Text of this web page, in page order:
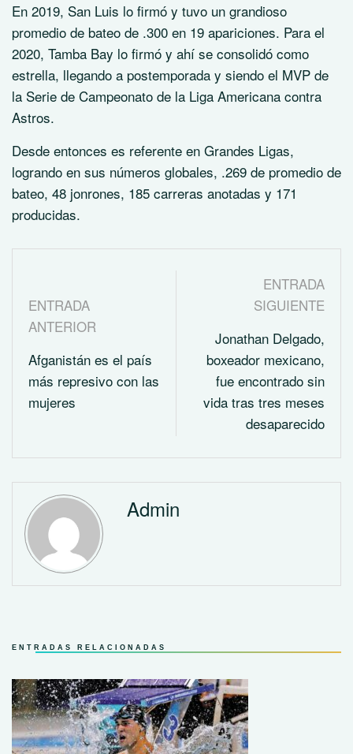
En 2019, San Luis lo firmó y tuvo un grandioso
promedio de bateo de .300 en 19 apariciones. Para el
2020, Tamba Bay lo firmó y ahí se consolidó como
estrella, llegando a postemporada y siendo el MVP de
la Serie de Campeonato de la Liga Americana contra
Astros.
Desde entonces es referente en Grandes Ligas,
logrando en sus números globales, .269 de promedio de
bateo, 48 jonrones, 185 carreras anotadas y 171
producidas.
ENTRADA
ANTERIOR
Afganistán es el país
más represivo con las
mujeres
ENTRADA
SIGUIENTE
Jonathan Delgado,
boxeador mexicano,
fue encontrado sin
vida tras tres meses
desaparecido
Admin
ENTRADAS RELACIONADAS